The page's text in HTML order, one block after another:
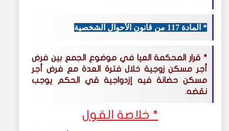
* المادة 117 من قانون الأحوال الشخصية
* قرار المحكمة العيا في موضوع الجمع بين فرض
أجر مسكن زوجية خلال فترة العدة مع فرض أجر
مسكن حضانة فيه إزدواجية قي الحكم يوجب
نقضه.
* خلاصة القول